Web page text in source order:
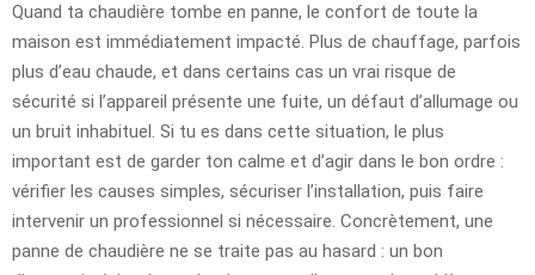
Quand ta chaudière tombe en panne, le confort de toute la
maison est immédiatement impacté. Plus de chauffage, parfois
plus d’eau chaude, et dans certains cas un vrai risque de
sécurité si l’appareil présente une fuite, un défaut d’allumage ou
un bruit inhabituel. Si tu es dans cette situation, le plus
important est de garder ton calme et d’agir dans le bon ordre :
vérifier les causes simples, sécuriser l’installation, puis faire
intervenir un professionnel si nécessaire. Concrètement, une
panne de chaudière ne se traite pas au hasard : un bon